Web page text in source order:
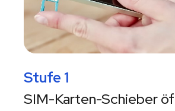
Stufe 1
SIM-Karten-Schieber